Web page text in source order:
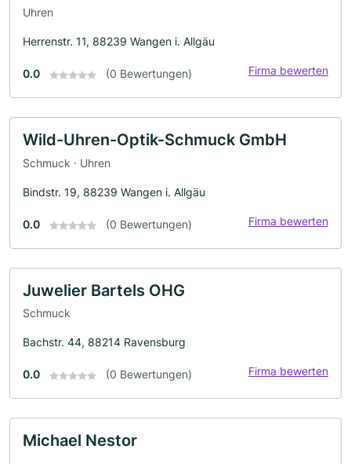
Uhren
Herrenstr. 11, 88239 Wangen i. Allgäu
0.0 (0 Bewertungen) Firma bewerten
Wild-Uhren-Optik-Schmuck GmbH
Schmuck · Uhren
Bindstr. 19, 88239 Wangen i. Allgäu
0.0 (0 Bewertungen) Firma bewerten
Juwelier Bartels OHG
Schmuck
Bachstr. 44, 88214 Ravensburg
0.0 (0 Bewertungen) Firma bewerten
Michael Nestor